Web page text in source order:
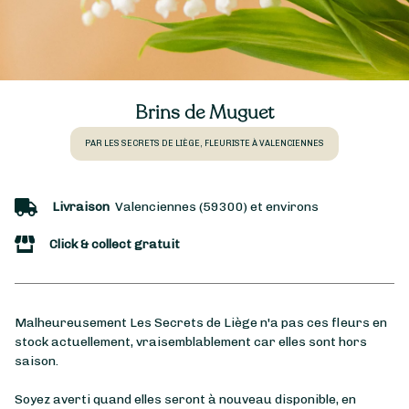
Brins de Muguet
PAR LES SECRETS DE LIÈGE, FLEURISTE À VALENCIENNES
Livraison Valenciennes (59300) et environs
Click & collect gratuit
Malheureusement Les Secrets de Liège n'a pas ces fleurs en
stock actuellement, vraisemblablement car elles sont hors
saison.
Soyez averti quand elles seront à nouveau disponible, en